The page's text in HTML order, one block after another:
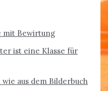
mit Bewirtung
ist eine Klasse für
aus dem Bilderbuch